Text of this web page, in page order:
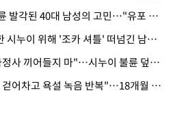
· 직장 불륜 발각된 40대 남성의 고민…"유포 동료 명예훼손·협박죄 고소 가능할까"
· 재취업한 시누이 위해 '조카 셔틀' 떠넘긴 남편…아내 "난 못한다"
· "남의 가정사 끼어들지 마"…시누이 불륜 덮으려는 남편에 억울한 아내
· "현관문 걷어차고 욕설 녹음 반복"…18개월 아기 키우는 집 뒤흔든 '앞집의 비극'